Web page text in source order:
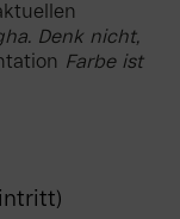
Denk nicht,
Farbe ist